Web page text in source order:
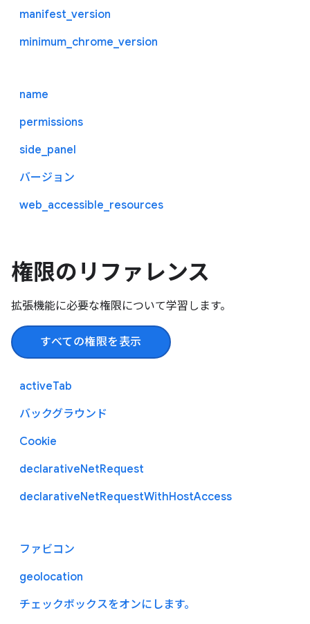
manifest_version
minimum_chrome_version
name
permissions
side_panel
バージョン
web_accessible_resources
権限のリファレンス
拡張機能に必要な権限について学習します。
すべての権限を表示
activeTab
バックグラウンド
Cookie
declarativeNetRequest
declarativeNetRequestWithHostAccess
ファビコン
geolocation
チェックボックスをオンにします。